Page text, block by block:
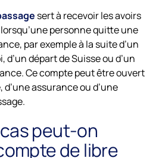
sert à recevoir les avoirs
lorsqu’une personne quitte une
par exemple à la suite d’un
d’un départ de Suisse ou d’un
Ce compte peut être ouvert
d’une assurance ou d’une
peut-on
de libre